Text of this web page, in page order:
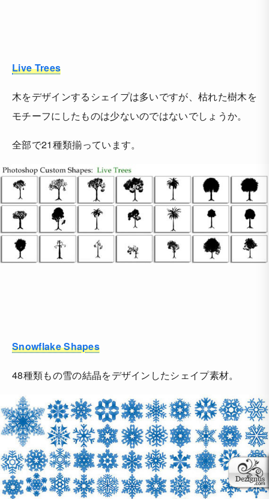
Live Trees
木をデザインするシェイプは多いですが、枯れた樹木を
モチーフにしたものは少ないのではないでしょうか。
全部で21種類揃っています。
Snowflake Shapes
48種類もの雪の結晶をデザインしたシェイプ素材。